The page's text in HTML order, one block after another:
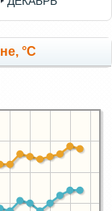
°C